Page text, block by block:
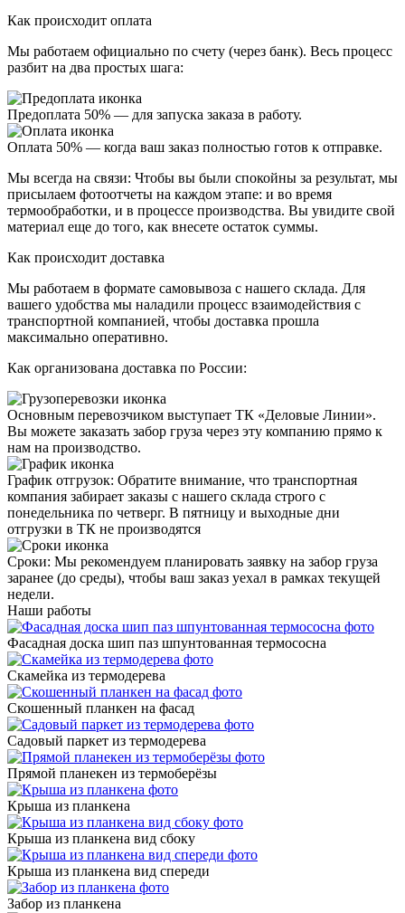
Как происходит оплата
Мы работаем официально по счету (через банк). Весь процесс
разбит на два простых шага:
Предоплата 50% — для запуска заказа в работу.
Оплата 50% — когда ваш заказ полностью готов к отправке.
Мы всегда на связи: Чтобы вы были спокойны за результат, мы
присылаем фотоотчеты на каждом этапе: и во время
термообработки, и в процессе производства. Вы увидите свой
материал еще до того, как внесете остаток суммы.
Как происходит доставка
Мы работаем в формате самовывоза с нашего склада. Для
вашего удобства мы наладили процесс взаимодействия с
транспортной компанией, чтобы доставка прошла
максимально оперативно.
Как организована доставка по России:
Основным перевозчиком выступает ТК «Деловые Линии».
Вы можете заказать забор груза через эту компанию прямо к
нам на производство.
График отгрузок: Обратите внимание, что транспортная
компания забирает заказы с нашего склада строго с
понедельника по четверг. В пятницу и выходные дни
отгрузки в ТК не производятся
Сроки: Мы рекомендуем планировать заявку на забор груза
заранее (до среды), чтобы ваш заказ уехал в рамках текущей
недели.
Наши работы
Фасадная доска шип паз шпунтованная термососна
Скамейка из термодерева
Скошенный планкен на фасад
Садовый паркет из термодерева
Прямой планекен из термоберёзы
Крыша из планкена
Крыша из планкена вид сбоку
Крыша из планкена вид спереди
Забор из планкена